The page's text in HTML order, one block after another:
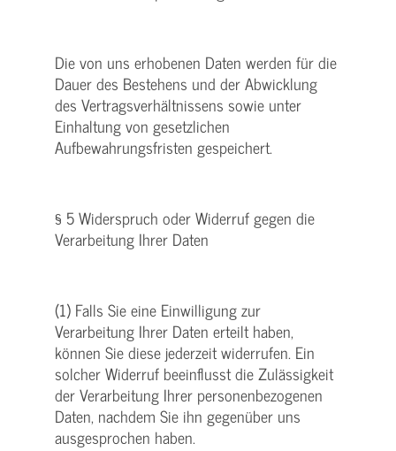
Die von uns erhobenen Daten werden für die
Dauer des Bestehens und der Abwicklung
des Vertragsverhältnissens sowie unter
Einhaltung von gesetzlichen
Aufbewahrungsfristen gespeichert.
§ 5 Widerspruch oder Widerruf gegen die
Verarbeitung Ihrer Daten
(1) Falls Sie eine Einwilligung zur
Verarbeitung Ihrer Daten erteilt haben,
können Sie diese jederzeit widerrufen. Ein
solcher Widerruf beeinflusst die Zulässigkeit
der Verarbeitung Ihrer personenbezogenen
Daten, nachdem Sie ihn gegenüber uns
ausgesprochen haben.